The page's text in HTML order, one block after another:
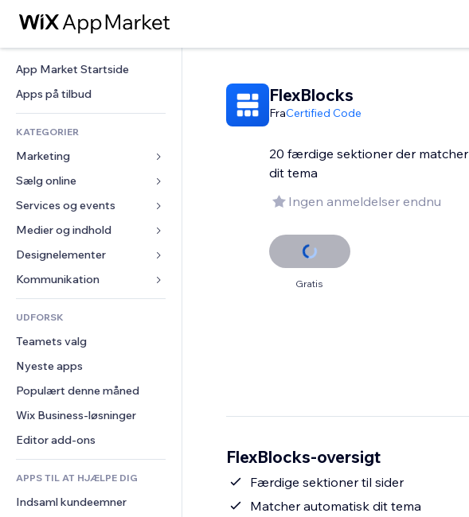
App Market Startside
Apps på tilbud
KATEGORIER
Marketing
Annoncer
Mobil
Statistikker
Hjemmesideregister
E-mail
Sælg online
Apps til Webshops
Forsendelse og levering
Sælg-knapper
Bogføring
Kuponer og loyalitet
Lagerløsninger
Services og events
Hoteller
Events
Restauranter
Ejendomshandel
Bookinger
Medier og indhold
Galleri
Musik
Podcasts
Fotografi
Video
PDF
Fildeling
Nyheder
Designelementer
Kort og Navigation
Privatliv & Sikkerhed
Ur
Sideskabeloner
Billedeffekter
Knapper og menuer
Bannere og badges
Lommeregnere
Søg
Vejr
Diagrammer og tabeller
Formularer
Meningsmålinger
Chat
Kommentarer
Telefon
Fællesskab
Anmeldelser og anbefalinger
CRM
UDFORSK
Teamets valg
Nyeste apps
Populært denne måned
Wix Business-løsninger
Editor add-ons
APPS TIL AT HJÆLPE DIG
Indsaml kundeemner
FlexBlocks
FraCertified Code
20 færdige sektioner der matcher
dit tema
Ingen anmeldelser endnu
Gratis
FlexBlocks-oversigt
Færdige sektioner til sider
Matcher automatisk dit tema